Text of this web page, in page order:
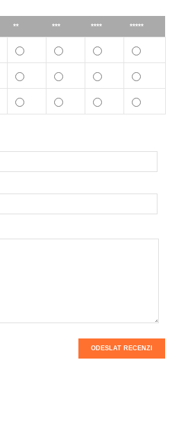
** *** **** *****
ODESLAT RECENZI